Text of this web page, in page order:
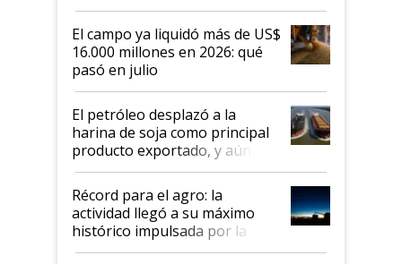
El campo ya liquidó más de US$
16.000 millones en 2026: qué
pasó en julio
El petróleo desplazó a la
harina de soja como principal
producto exportado, y aún así
el agro aportó casi seis de cada
diez dólares y sostuvo el
liderazgo en un semestre
récord
Récord para el agro: la
actividad llegó a su máximo
histórico impulsada por la
cosecha y las exportaciones